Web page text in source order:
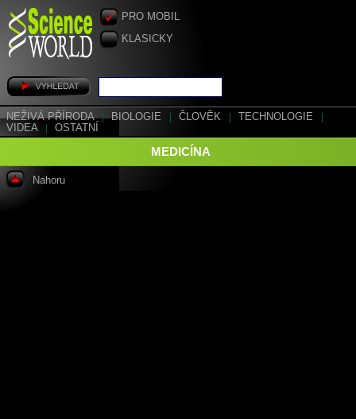
PRO MOBIL
KLASICKY
NEŽIVÁ PŘÍRODA | BIOLOGIE ČLOVĚK TECHNOLOGIE
VIDEA
OSTATNÍ
MEDICÍNA
Nahoru